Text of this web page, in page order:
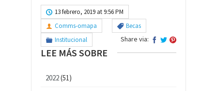
13 febrero, 2019 at 9:56 PM
Comms-omapa
Becas
Institucional
Share via:
LEE MÁS SOBRE
2022(51)